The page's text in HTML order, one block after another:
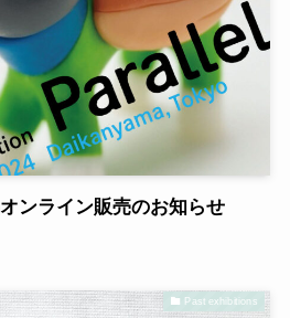
ンライン販売のお知らせ
Past exhibitions